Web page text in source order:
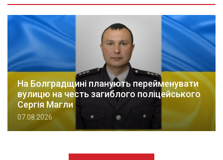
На Болградщині планують перейменувати
вулицю на честь загиблого поліцейського
Сергія Магли
07.08.2026